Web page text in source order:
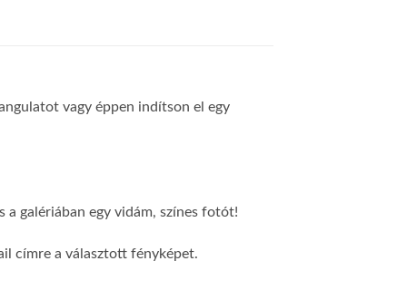
vagy éppen indítson el egy
a galériában egy vidám, színes fotót!
címre a választott fényképet.